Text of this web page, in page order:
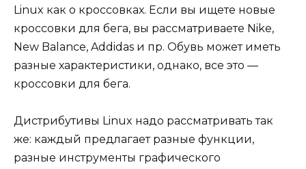
Linux как о кроссовках. Если вы ищете новые
кроссовки для бега, вы рассматриваете Nike,
New Balance, Addidas и пр. Обувь может иметь
разные характеристики, однако, все это —
кроссовки для бега.
Дистрибутивы Linux надо рассматривать так
же: каждый предлагает разные функции,
разные инструменты графического